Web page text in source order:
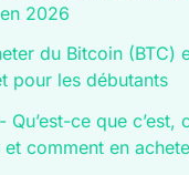
2026
du Bitcoin (BTC)
pour les débutants
Qu’est-ce que c’est,
comment en